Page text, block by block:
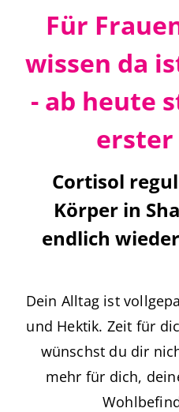
Für
wissen da
- ab heute
erster
Cortisol
Körper in
endlich
Dein Alltag ist
und Hektik. Zeit für
wünschst du dir
mehr für dich,